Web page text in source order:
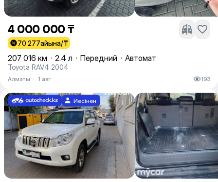
4 000 000 ₸
70 277айына/₸
207 016 км · 2.4 л · Передний · Автомат
Toyota RAV4 2004
Алматы · 1 авг 193
Иесінен